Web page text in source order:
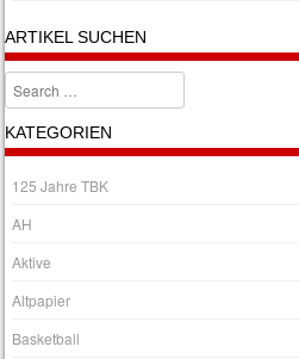
ARTIKEL SUCHEN
Search
KATEGORIEN
125 Jahre TBK
AH
Aktive
Altpapier
Basketball